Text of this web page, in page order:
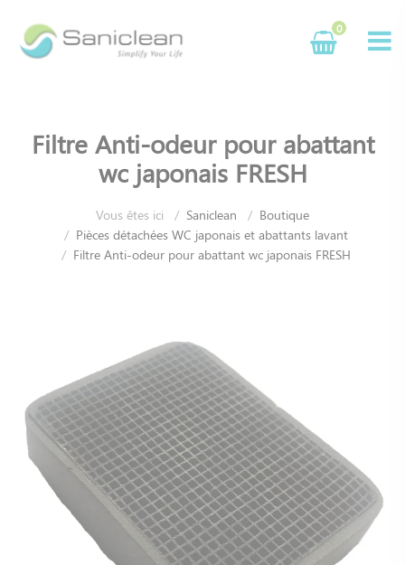
0
Filtre Anti-odeur pour abattant
wc japonais FRESH
Vous êtes ici Saniclean
Boutique
Pièces détachées WC japonais et abattants lavant
Filtre Anti-odeur pour abattant wc japonais FRESH